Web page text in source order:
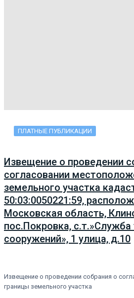
ПЛАТНЫЕ ПУБЛИКАЦИИ
Извещение о проведении
согласовании
земельного участка
50:03:0050221:59,
Московская область,
пос.Покровка,
сооружений», 1 улица, д.10
Извещение о проведении собрания о
границы земельного участка